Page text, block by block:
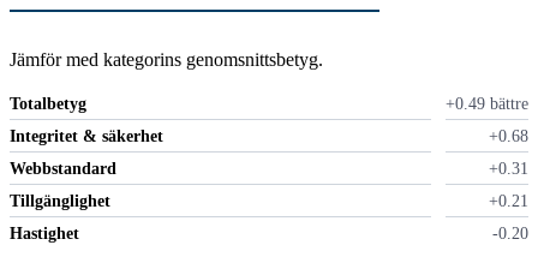
Jämför med kategorins genomsnittsbetyg.
Totalbetyg
+0.49 bättre
Integritet & säkerhet
+0.68
Webbstandard
+0.31
Tillgänglighet
+0.21
Hastighet
-0.20